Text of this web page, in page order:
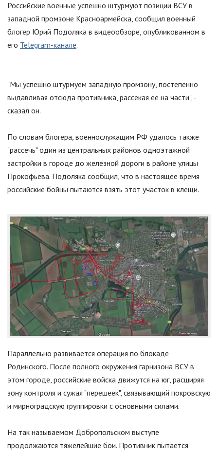
Российские военные успешно штурмуют позиции ВСУ в
западной промзоне Красноармейска, сообщил военный
блогер Юрий Подоляка в видеообзоре, опубликованном в
его Telegram-канале.
"Мы успешно штурмуем западную промзону, постепенно
выдавливая отсюда противника, рассекая ее на части", -
сказал он.
По словам блогера, военнослужащим РФ удалось также
"рассечь"один из центральных районов одноэтажной
застройки в городе до железной дороги в районе улицы
Прокофьева. Подоляка сообщил, что в настоящее время
российские бойцы пытаются взять этот участок в клещи.
Параллельно развивается операция по блокаде
Родинского. После полного окружения гарнизона ВСУ в
этом городе, российские войска движутся на юг, расширяя
зону контроля и сужая "перешеек", связывающий покровскую
и мирноградскую группировки с основными силами.
На так называемом Добропольском выступе
продолжаются тяжелейшие бои. Противник пытается